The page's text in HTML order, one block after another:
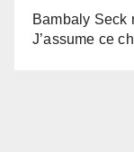
Bambaly Seck
J’assume ce